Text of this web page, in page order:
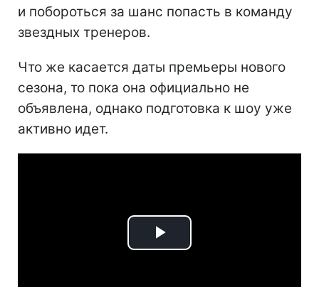
и побороться за шанс попасть в команду
звездных тренеров.
Что же касается даты премьеры нового
сезона, то пока она официально не
объявлена, однако подготовка к шоу уже
активно идет.
Play